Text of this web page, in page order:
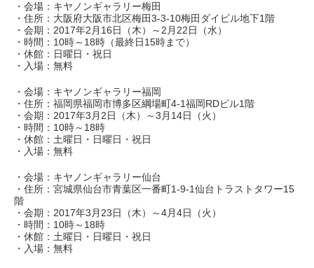
・会場：キヤノンギャラリー梅田
・住所：大阪府大阪市北区梅田3-3-10梅田ダイビル地下1階
・会期：2017年2月16日（木）～2月22日（水）
・時間：10時～18時（最終日15時まで）
・休館：日曜日・祝日
・入場：無料
・会場：キヤノンギャラリー福岡
・住所：福岡県福岡市博多区綱場町4-1福岡RDビル1階
・会期：2017年3月2日（木）～3月14日（火）
・時間：10時～18時
・休館：土曜日・日曜日・祝日
・入場：無料
・会場：キヤノンギャラリー仙台
・住所：宮城県仙台市青葉区一番町1-9-1仙台トラストタワー15
階
・会期：2017年3月23日（木）～4月4日（火）
・時間：10時～18時
・休館：土曜日・日曜日・祝日
・入場：無料